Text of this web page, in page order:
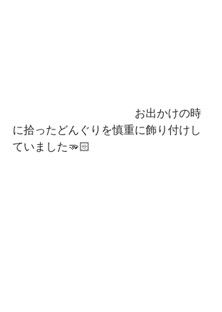
お出かけの時
に拾ったどんぐりを慎重に飾り付けし
ていました🫳🏻